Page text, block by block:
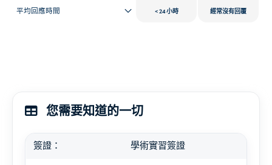
平均回應時間 24 小時 經常沒有回覆
您需要知道的一切
簽證： 學術實習簽證